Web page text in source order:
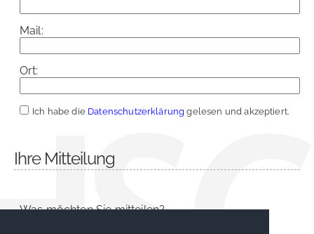
Mail:
Ort:
Ich habe die Datenschutzerklärung gelesen und akzeptiert.
Ihre Mitteilung
Was möchten Sie mitteilen?